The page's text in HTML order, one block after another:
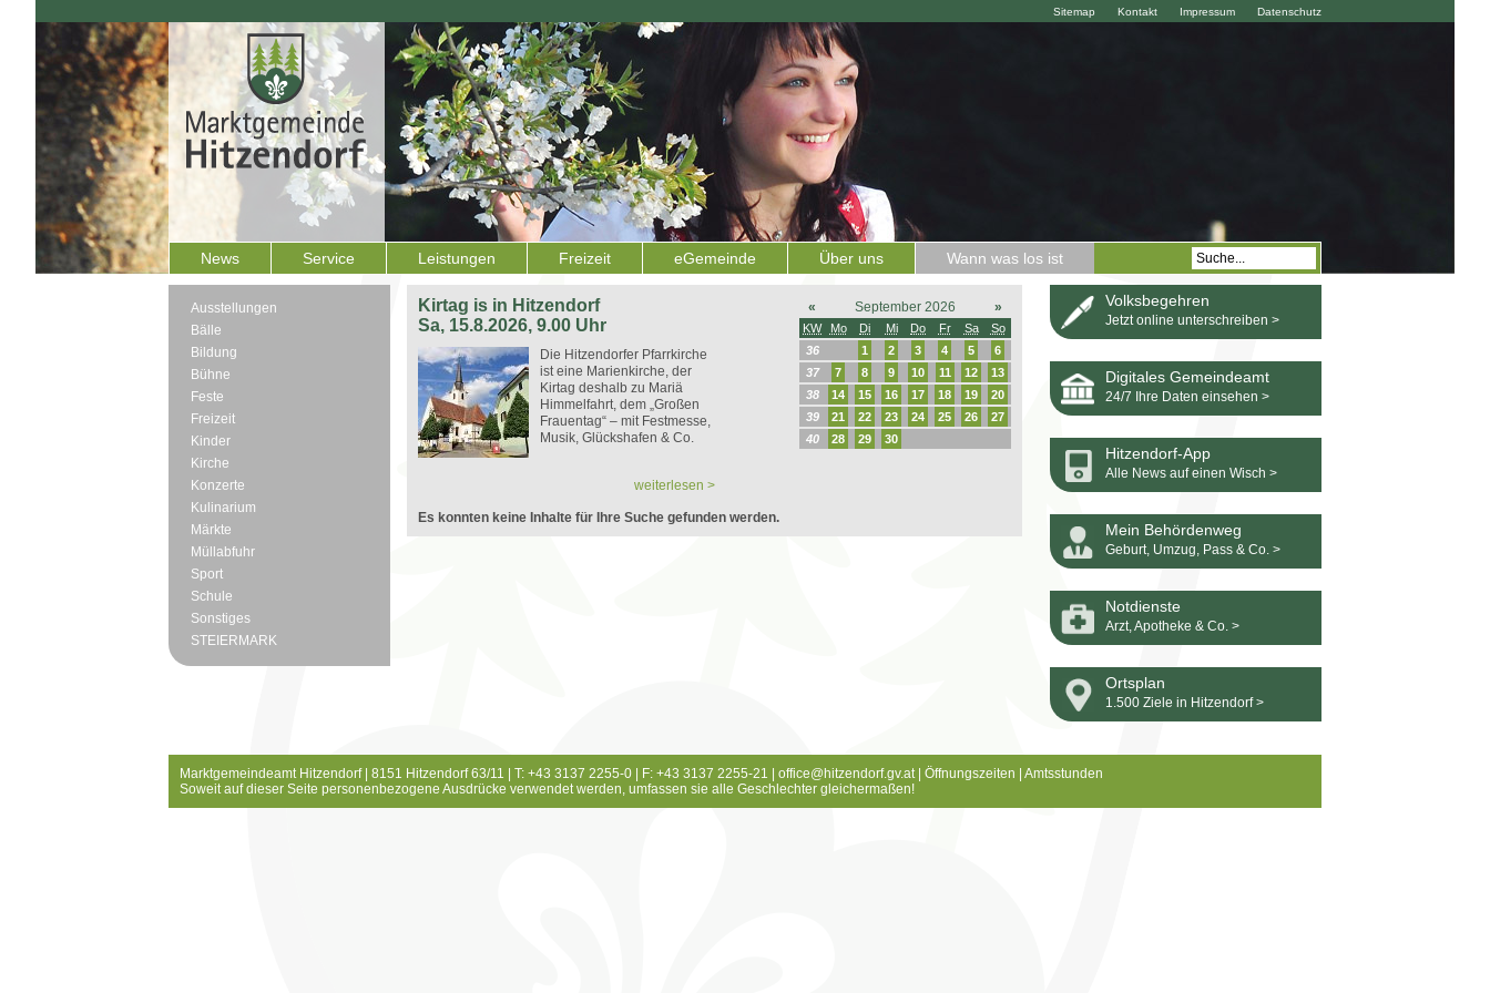
Datenschutz
Impressum
Kontakt
Sitemap
News Service Leistungen Freizeit eGemeinde Über uns Wann was los ist
Ausstellungen
Bälle
Bildung
Bühne
Feste
Freizeit
Kinder
Kirche
Konzerte
Kulinarium
Märkte
Müllabfuhr
Sport
Schule
Sonstiges
STEIERMARK
Kirtag is in Hitzendorf
Sa, 15.8.2026, 9.00 Uhr
Die Hitzendorfer Pfarrkirche
ist eine Marienkirche, der
Kirtag deshalb zu Mariä
Himmelfahrt, dem „Großen
Frauentag“ – mit Festmesse,
Musik, Glückshafen & Co.
weiterlesen >
« September 2026 »
KW Mo Di Mi Do Fr Sa
So
36
1 2 3 4 5
6
37
7 8 9 10 11 12
13
38
14 15 16 17 18 19
20
39
21 22 23 24 25 26
27
40
28 29 30
Es konnten keine Inhalte für Ihre Suche gefunden werden.
Volksbegehren
Jetzt online unterschreiben >
Digitales Gemeindeamt
24/7 Ihre Daten einsehen >
Hitzendorf-App
Alle News auf einen Wisch >
Mein Behördenweg
Geburt, Umzug, Pass & Co. >
Notdienste
Arzt, Apotheke & Co. >
Ortsplan
1.500 Ziele in Hitzendorf >
Marktgemeindeamt Hitzendorf | 8151 Hitzendorf 63/11 | T: +43 3137 2255-0 | F: +43 3137 2255-21 | office@hitzendorf.gv.at| Öffnungszeiten
Amtsstunden
Soweit auf dieser Seite personenbezogene Ausdrücke verwendet werden, umfassen sie alle Geschlechter gleichermaßen!